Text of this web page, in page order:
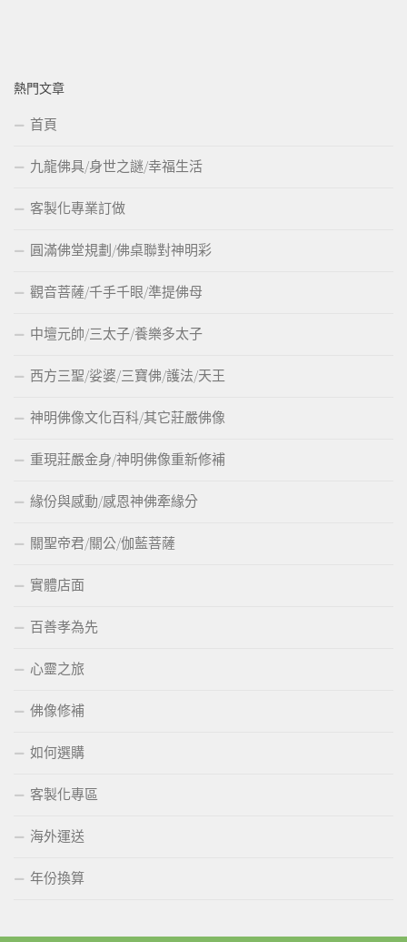
熱門文章
首頁
九龍佛具/身世之謎/幸福生活
客製化專業訂做
圓滿佛堂規劃/佛桌聯對神明彩
觀音菩薩/千手千眼/準提佛母
中壇元帥/三太子/養樂多太子
西方三聖/娑婆/三寶佛/護法/天王
神明佛像文化百科/其它莊嚴佛像
重現莊嚴金身/神明佛像重新修補
緣份與感動/感恩神佛牽緣分
關聖帝君/關公/伽藍菩薩
實體店面
百善孝為先
心靈之旅
佛像修補
如何選購
客製化專區
海外運送
年份換算